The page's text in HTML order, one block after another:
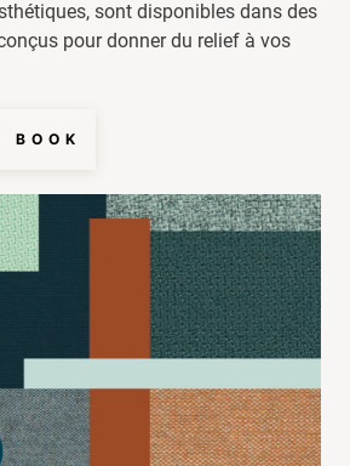
sont disponibles dans des
pour donner du relief à vos
BOOK